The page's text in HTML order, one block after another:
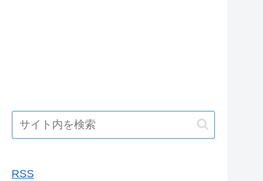
RSS